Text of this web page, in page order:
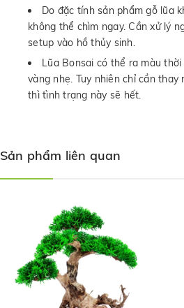
Do đặc tính sản phẩm gỗ lũa
không thể chìm ngay. Cần xử lý
setup vào hồ thủy sinh.
Lũa Bonsai có thể ra màu
vàng nhẹ. Tuy nhiên chỉ cần
thì tình trạng này sẽ hết.
Sản phẩm liên quan